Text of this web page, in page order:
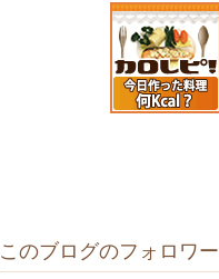
このブログのフォロワー